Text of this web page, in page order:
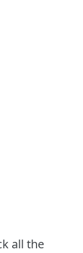
all the